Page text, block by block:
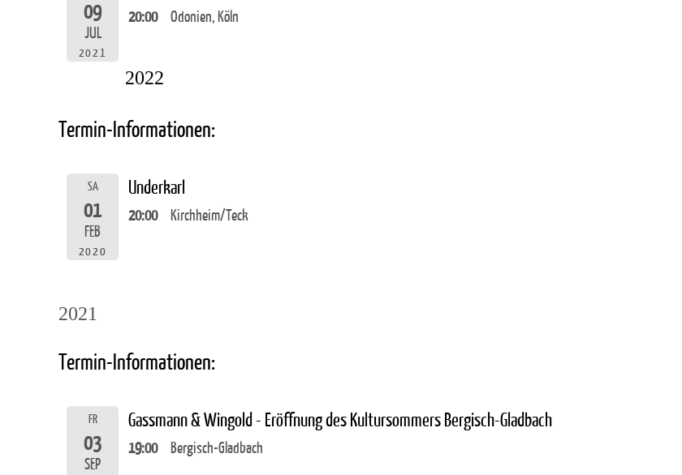
09
JUL
2021
20:00 Odonien, Köln
2022
Termin-Informationen:
SA
01
FEB
2020
Underkarl
20:00 Kirchheim/Teck
2021
Termin-Informationen:
FR
03
SEP
Gassmann & Wingold - Eröffnung des Kultursommers Bergisch-Gladbach
19:00 Bergisch-Gladbach